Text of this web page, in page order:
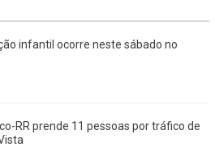
infantil ocorre neste sábado no
RR prende 11 pessoas por tráfico de